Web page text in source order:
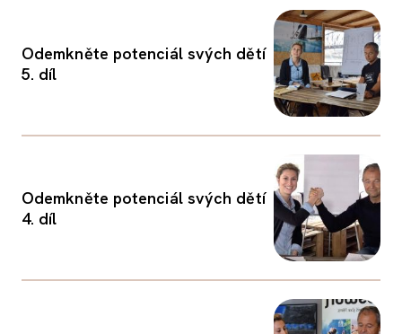
Odemkněte potenciál svých dětí
5. díl
Odemkněte potenciál svých dětí
4. díl